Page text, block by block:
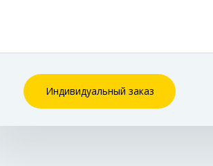
Индивидуальный заказ